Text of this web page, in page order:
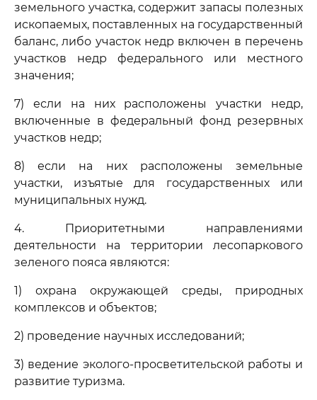
земельного участка, содержит запасы полезных
ископаемых, поставленных на государственный
баланс, либо участок недр включен в перечень
участков недр федерального или местного
значения;
7) если на них расположены участки недр,
включенные в федеральный фонд резервных
участков недр;
8) если на них расположены земельные
участки, изъятые для государственных или
муниципальных нужд.
4. Приоритетными направлениями
деятельности на территории лесопаркового
зеленого пояса являются:
1) охрана окружающей среды, природных
комплексов и объектов;
2) проведение научных исследований;
3) ведение эколого-просветительской работы и
развитие туризма.